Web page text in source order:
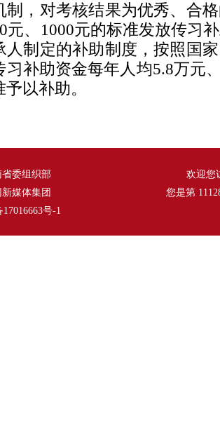
制，对考核结果为优秀、合
元、1000元的标准发放传习
人制定的补助制度，按照国
习补助资金每年人均5.8万元
以补助。
委组织部
媒体集团
号-1
欢迎您
您是第